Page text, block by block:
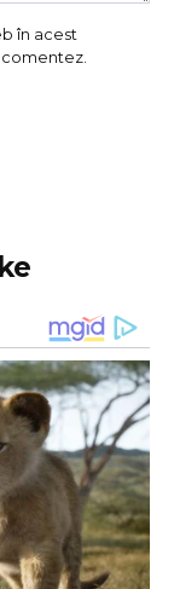
în acest